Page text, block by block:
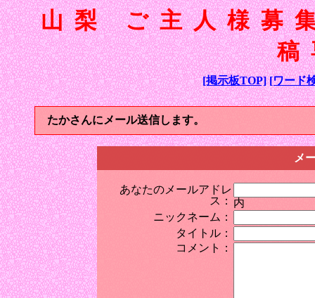
山梨 ご主人様募
[掲示板TOP] [ワード
たかさんにメール送信します。
メ
あなたのメールアドレ
ス： 内
ニックネーム：
タイトル：
コメント：